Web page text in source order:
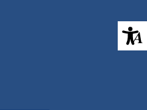
in neuem Tab)